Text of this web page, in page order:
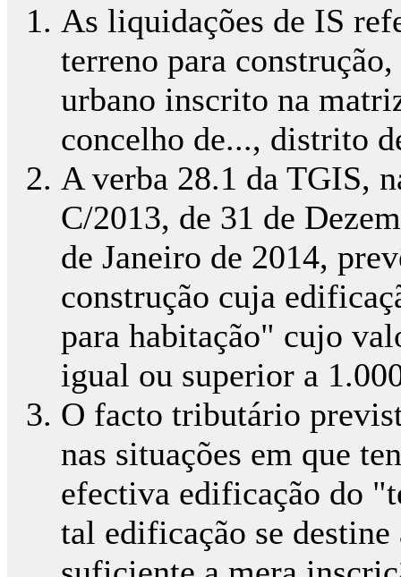
As liquidações de IS
terreno para
urbano inscrito na
concelho de..., distrito
A verba 28.1 da TGIS,
C/2013, de 31 de
de Janeiro de 2014,
construção cuja
para habitação" cujo
igual ou superior a
O facto tributário
nas situações em que
efectiva edificação do
tal edificação se destine